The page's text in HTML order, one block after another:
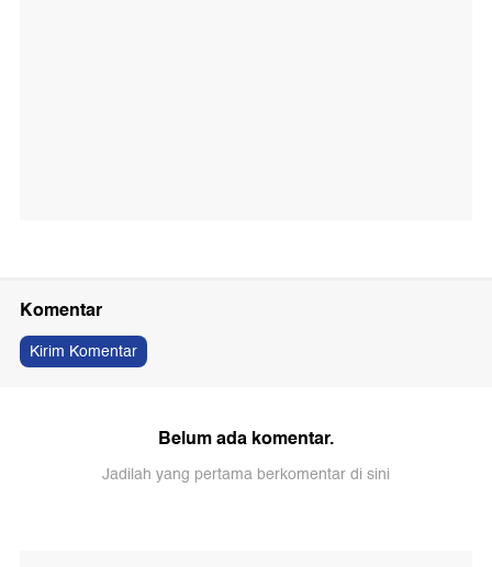
Komentar
Kirim Komentar
Belum ada komentar.
Jadilah yang pertama berkomentar di sini